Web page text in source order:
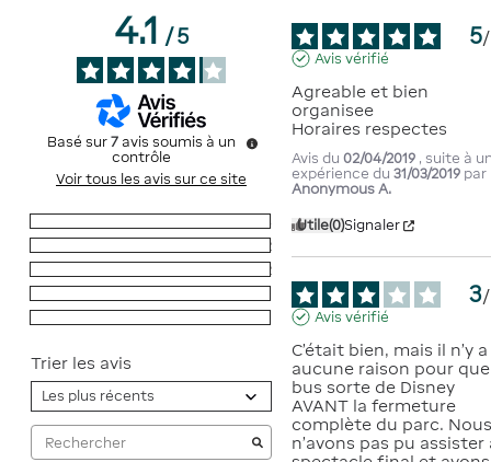
4.1/5
Basé sur 7 avis soumis à un
contrôle
Voir tous les avis sur ce site
3
2
2
Trier les avis
5/
Avis vérifié
Agreable et bien
organisee
Horaires respectes
Avis du02/04/2019 , suite à
expérience du31/03/2019 par
Anonymous A.
Utile(0)Signaler
3/
Avis vérifié
C’était bien, mais il n’y a
aucune raison pour
bus sorte de Disney
AVANT la fermeture
complète du parc.
n’avons pas pu assister